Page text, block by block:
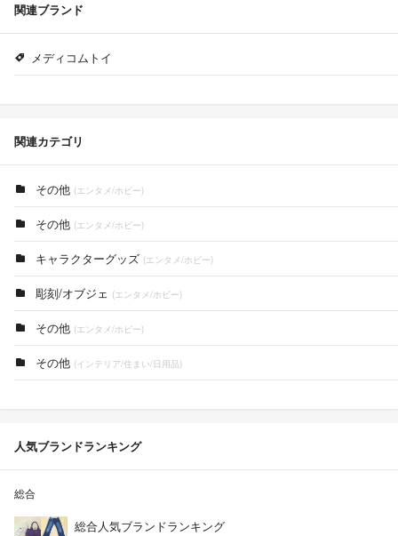
関連ブランド
メディコムトイ
関連カテゴリ
その他 (エンタメ/ホビー)
その他 (エンタメ/ホビー)
キャラクターグッズ (エンタメ/ホビー)
彫刻/オブジェ (エンタメ/ホビー)
その他 (エンタメ/ホビー)
その他 (インテリア/住まい/日用品)
人気ブランドランキング
総合
総合人気ブランドランキング